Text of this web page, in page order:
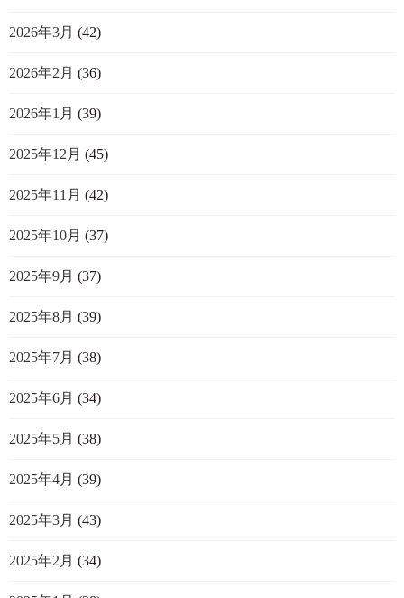
2026年3月 (42)
2026年2月 (36)
2026年1月 (39)
2025年12月 (45)
2025年11月 (42)
2025年10月 (37)
2025年9月 (37)
2025年8月 (39)
2025年7月 (38)
2025年6月 (34)
2025年5月 (38)
2025年4月 (39)
2025年3月 (43)
2025年2月 (34)